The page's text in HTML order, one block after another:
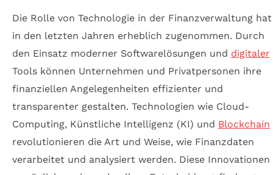
Die Rolle von Technologie in der Finanzverwaltung hat
in den letzten Jahren erheblich zugenommen. Durch
den Einsatz moderner Softwarelösungen und digitaler
Tools können Unternehmen und Privatpersonen ihre
finanziellen Angelegenheiten effizienter und
transparenter gestalten. Technologien wie Cloud-
Computing, Künstliche Intelligenz (KI) und Blockchain
revolutionieren die Art und Weise, wie Finanzdaten
verarbeitet und analysiert werden. Diese Innovationen